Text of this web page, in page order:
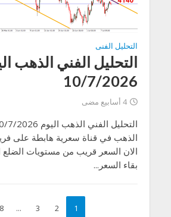
التحليل الفنى
التحليل الفني الذهب
10/7/2026
4 أسابيع مضى
الذهب في قناة سعرية هابطة على
الان السعر قريب من مستويات الضلع
بقاء السعر...
1
2
3
…